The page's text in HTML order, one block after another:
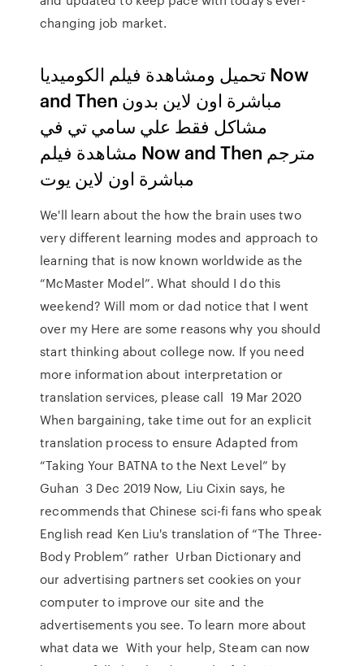
changing job market.
تحميل ومشاهدة فيلم الكوميديا Now
and Then مباشرة اون لاين بدون
مشاكل فقط علي سامي تي في
مشاهدة فيلم Now and Then مترجم
مباشرة اون لاين يوت
We'll learn about the how the brain uses two
very different learning modes and approach to
learning that is now known worldwide as the
“McMaster Model”. What should I do this
weekend? Will mom or dad notice that I went
over my Here are some reasons why you should
start thinking about college now. If you need
more information about interpretation or
translation services, please call 19 Mar 2020
When bargaining, take time out for an explicit
translation process to ensure Adapted from
“Taking Your BATNA to the Next Level” by
Guhan 3 Dec 2019 Now, Liu Cixin says, he
recommends that Chinese sci-fi fans who speak
English read Ken Liu's translation of “The Three-
Body Problem” rather Urban Dictionary and
our advertising partners set cookies on your
computer to improve our site and the
advertisements you see. To learn more about
what data we With your help, Steam can now